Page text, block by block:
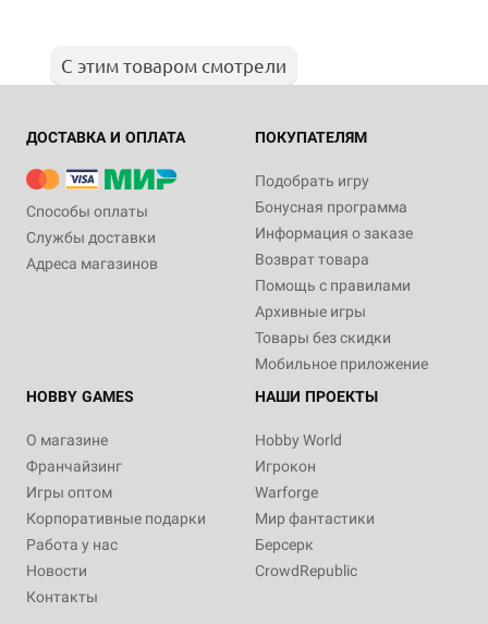
С этим товаром смотрели
ДОСТАВКА И ОПЛАТА
Способы оплаты
Службы доставки
Адреса магазинов
ПОКУПАТЕЛЯМ
Подобрать игру
Бонусная программа
Информация о заказе
Возврат товара
Помощь с правилами
Архивные игры
Товары без скидки
Мобильное приложение
HOBBY GAMES
О магазине
Франчайзинг
Игры оптом
Корпоративные подарки
Работа у нас
Новости
Контакты
НАШИ ПРОЕКТЫ
Hobby World
Игрокон
Warforge
Мир фантастики
Берсерк
CrowdRepublic